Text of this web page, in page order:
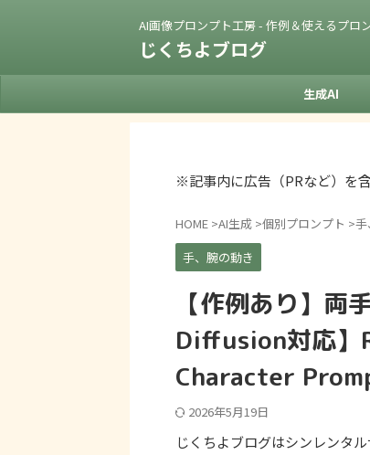
AI画像プロンプト工房 - 作例＆使えるプロ
じくちよブログ
生成AI
※記事内に広告（PRなど）を
HOME >AI生成 >個別プロンプト >手
手、腕の動き
【作例あり】両
Diffusion対応】
Character
2026年5月19日
じくちよブログはシンレンタ